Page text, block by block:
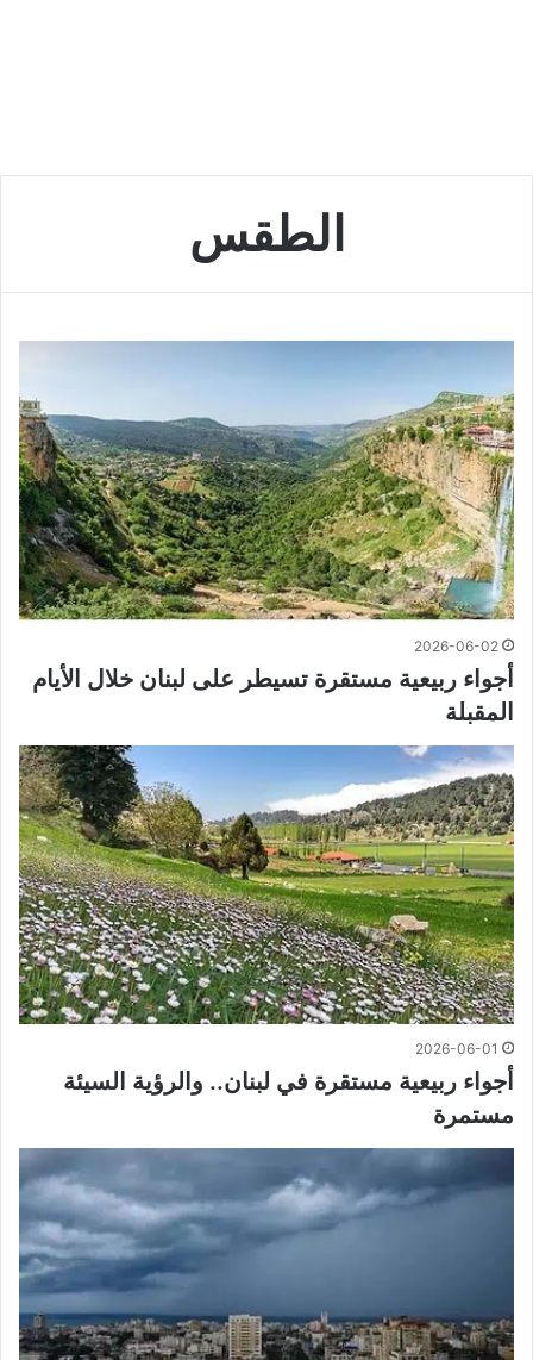
الطقس
2026-06-02
أجواء ربيعية مستقرة تسيطر على لبنان خلال الأيام
المقبلة
2026-06-01
أجواء ربيعية مستقرة في لبنان.. والرؤية السيئة
مستمرة